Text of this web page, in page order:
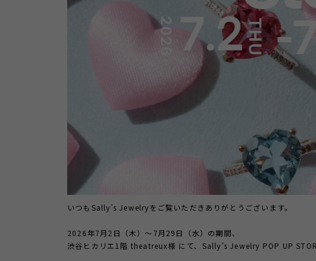
いつもSally’s Jewelryをご覧いただきありがとうございます。
2026年7月2日（木）〜7月29日（水）の期間、
渋谷ヒカリエ1階 theatreux様 にて、Sally’s Jewelry POP UP